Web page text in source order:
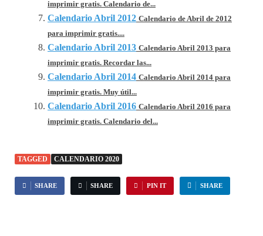
imprimir gratis. Calendario de...
Calendario Abril 2012 Calendario de Abril de 2012
para imprimir gratis....
Calendario Abril 2013 Calendario Abril 2013 para
imprimir gratis. Recordar las...
Calendario Abril 2014 Calendario Abril 2014 para
imprimir gratis. Muy útil...
Calendario Abril 2016 Calendario Abril 2016 para
imprimir gratis. Calendario del...
TAGGED CALENDARIO 2020
SHARE SHARE PIN IT SHARE